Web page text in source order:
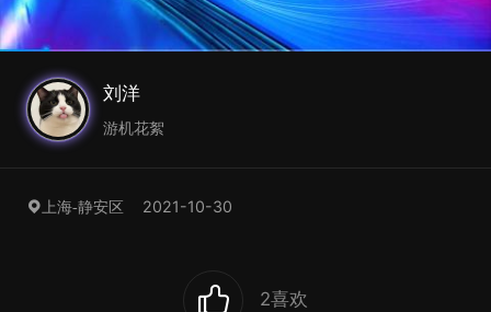
刘洋
游机花絮
上海-静安区 2021-10-30
2喜欢